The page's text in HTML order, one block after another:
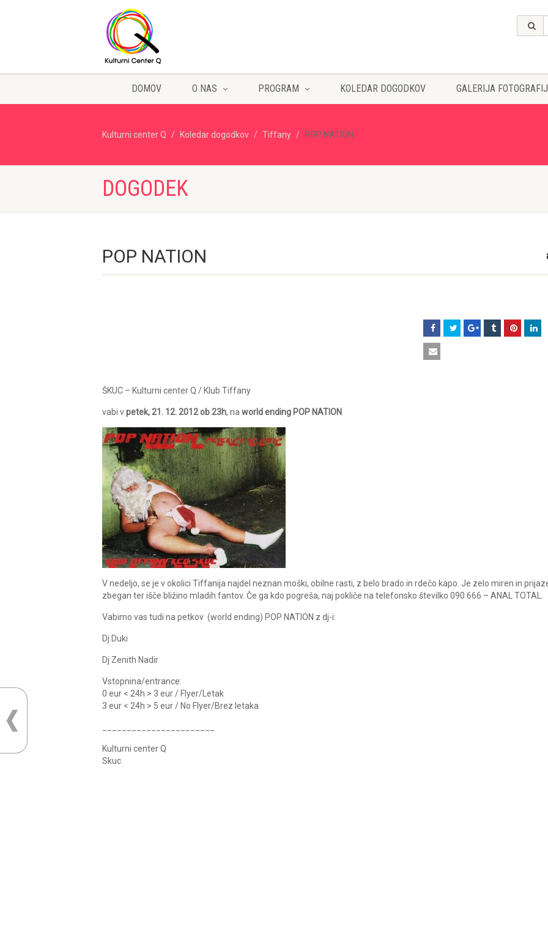
DOMOV O NAS PROGRAM KOLEDAR DOGODKOV GALERIJA FOTOGRAFIJ
Kulturni center Q Koledar dogodkov Tiffany POP NATION
DOGODEK
POP NATION
ŠKUC – Kulturni center Q / Klub Tiffany
vabi vpetek, 21. 12. 2012 ob 23h, na world ending POP NATION
V nedeljo, se je v okolici Tiffanija najdel neznan moški, obilne rasti, z belo brado in rdečo kapo. Je zelo miren in
zbegan ter išče bližino mladih fantov. Če ga kdo pogreša, naj pokliče na telefonsko številko 090 666 – ANAL TOTAL.
Vabimo vas tudi na petkov (world ending) POP NATION z dj-i:
Dj Duki
Dj Zenith Nadir
Vstopnina/entrance:
0 eur < 24h > 3 eur / Flyer/Letak
3 eur < 24h > 5 eur / No Flyer/Brez letaka
Kulturni center Q
Skuc